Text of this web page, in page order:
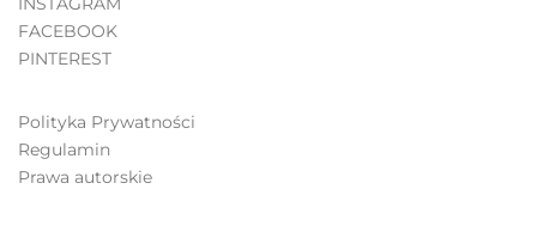
FACEBOOK
PINTEREST
Polityka Prywatności
Regulamin
Prawa autorskie